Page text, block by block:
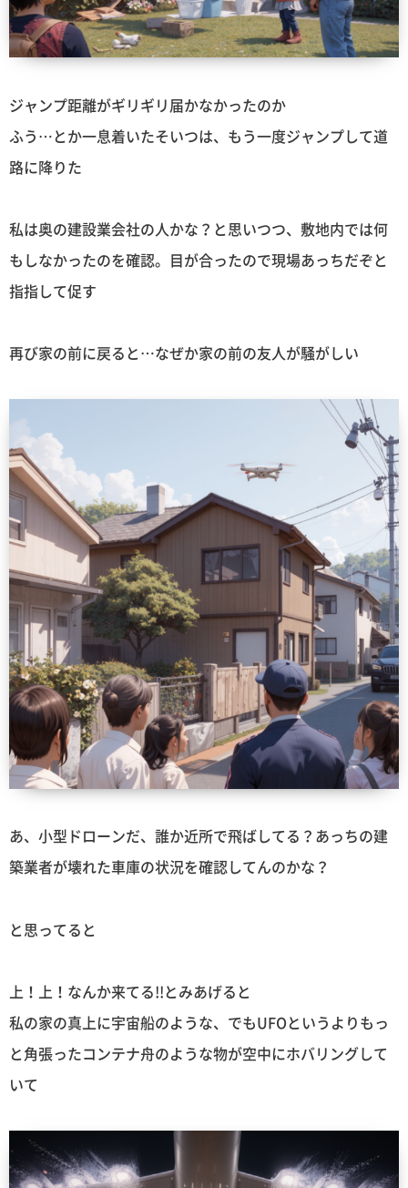
ジャンプ距離がギリギリ届かなかったのか
ふう…とか一息着いたそいつは、もう一度ジャンプして道
路に降りた
私は奥の建設業会社の人かな？と思いつつ、敷地内では何
もしなかったのを確認。目が合ったので現場あっちだぞと
指指して促す
再び家の前に戻ると…なぜか家の前の友人が騒がしい
あ、小型ドローンだ、誰か近所で飛ばしてる？あっちの建
築業者が壊れた車庫の状況を確認してんのかな？
と思ってると
上！上！なんか来てる!!とみあげると
私の家の真上に宇宙船のような、でもUFOというよりもっ
と角張ったコンテナ舟のような物が空中にホバリングして
いて